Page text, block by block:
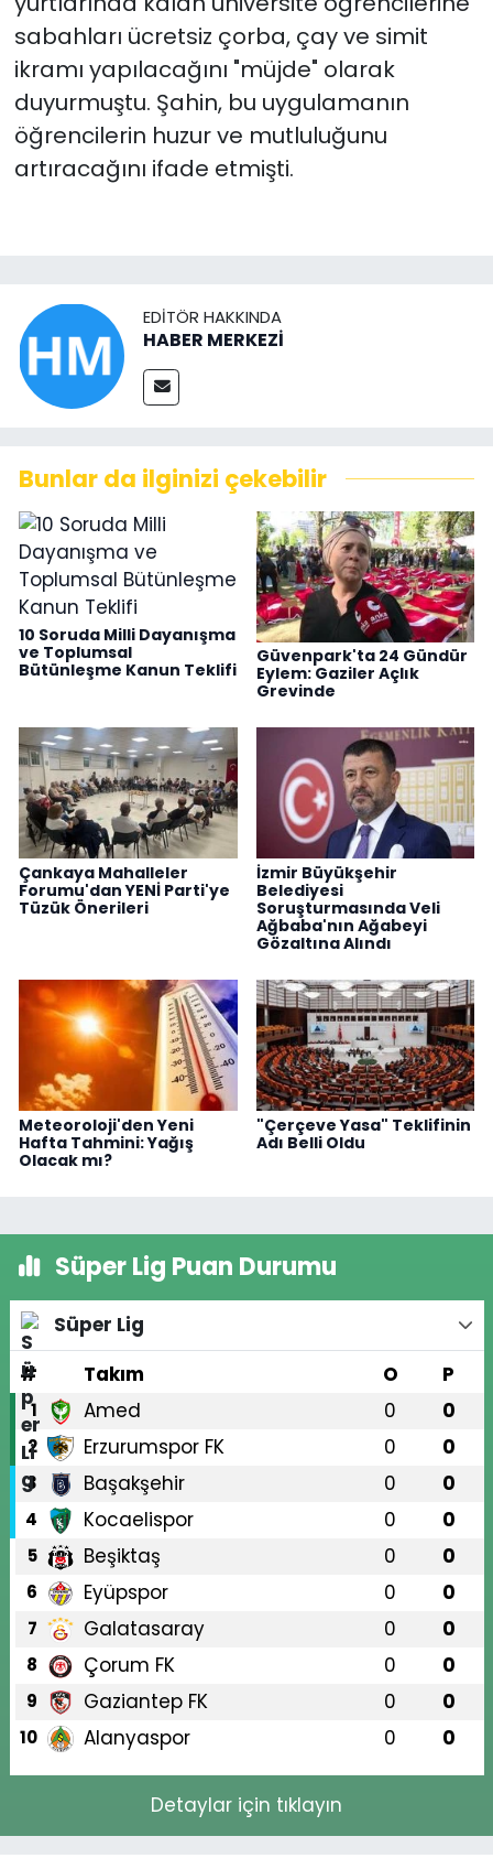
sabahları ücretsiz çorba, çay ve simit
ikramı yapılacağını "müjde" olarak
duyurmuştu. Şahin, bu uygulamanın
öğrencilerin huzur ve mutluluğunu
artıracağını ifade etmişti.
EDITÖR HAKKINDA
HABER MERKEZİ
Bunlar da ilginizi çekebilir
10 Soruda Milli Dayanışma
ve Toplumsal
Bütünleşme Kanun Teklifi
Güvenpark'ta 24 Gündür
Eylem: Gaziler Açlık
Grevinde
Çankaya Mahalleler
Forumu'dan YENİ Parti'ye
Tüzük Önerileri
İzmir Büyükşehir
Belediyesi
Soruşturmasında Veli
Ağbaba'nın Ağabeyi
Gözaltına Alındı
Meteoroloji'den Yeni
Hafta Tahmini: Yağış
Olacak mı?
"Çerçeve Yasa" Teklifinin
Adı Belli Oldu
Süper Lig Puan Durumu
Süper Lig
#
Takım O P
1 Amed 0 0
2 Erzurumspor FK 0 0
3 Başakşehir 0 0
4 Kocaelispor 0 0
5 Beşiktaş 0 0
6 Eyüpspor 0 0
7 Galatasaray 0 0
8 Çorum FK 0 0
9 Gaziantep FK 0 0
10 Alanyaspor 0 0
Detaylar için tıklayın